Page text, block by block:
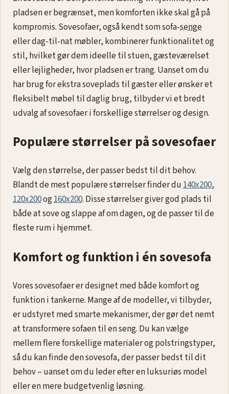
Se produktet
1 2 »
Sovesofa – Praktisk komfort og stil
En sovesofa er den perfekte løsning til hjemmet, hvor
pladsen er begrænset, men komforten ikke skal gå på
kompromis. Sovesofaer, også kendt som sofa- senge
eller dag-til-nat møbler, kombinerer funktionalitet og
stil, hvilket gør dem ideelle til stuen, gæsteværelset
har brug for ekstra soveplads til gæster eller ønsker et
udvalg af sovesofaer i forskellige størrelser og design.
Populære størrelser på sovesofaer
Vælg den størrelse, der passer bedst til dit behov.
Blandt de mest populære størrelser finder du 140x200
120x200 og160x200. Disse størrelser giver god plads til
både at sove og slappe af om dagen, og de passer til de